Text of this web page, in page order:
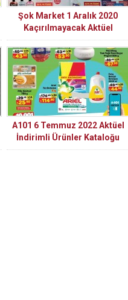
Şok Market 1 Aralık 2020
Kaçırılmayacak Aktüel
İndirimleri
A101 6 Temmuz 2022 Aktüel
İndirimli Ürünler Kataloğu